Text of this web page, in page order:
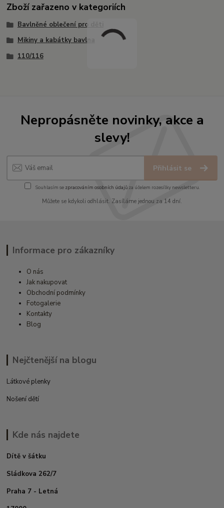
Zboží zařazeno v kategoriích
Bavlněné oblečení pro děti
Mikiny a kabátky bavlna
110/116
Nepropásněte novinky, akce a
slevy!
Přihlásit se
Souhlasím se zpracováním osobních údajůza účelem rozesílky newsletteru.
Můžete se kdykoli odhlásit. Zasíláme jednou za 14 dní.
Informace pro zákazníky
O nás
Jak nakupovat
Obchodní podmínky
Fotogalerie
Kontakty
Blog
Nejčtenější na blogu
Látkové plenky
Nošení dětí
Kde nás najdete
Dítě v šátku
Sládkova 262/7
Praha 7 - Letná